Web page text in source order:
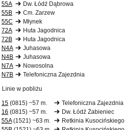
55A
Dw. Łódź Dąbrowa
55B
Cm. Zarzew
55C
Młynek
72A
Huta Jagodnica
72B
Huta Jagodnica
N4A
Juhasowa
N4B
Juhasowa
N7A
Nowosolna
N7B
Telefoniczna Zajezdnia
Linie w pobliżu
15 (0815) ~57 m.
Telefoniczna Zajezdnia
16 (0815) ~57 m.
Dw. Łódź Żabieniec
55A(1521) ~63 m.
Retkinia Kusocińskiego